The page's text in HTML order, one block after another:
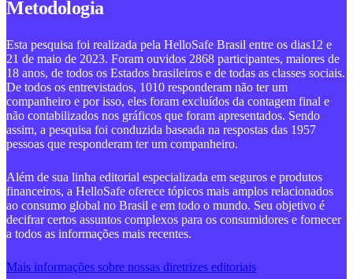
Metodologia
Esta pesquisa foi realizada pela HelloSafe Brasil entre os dias12 e
21 de maio de 2023. Foram ouvidos 2868 participantes, maiores de
18 anos, de todos os Estados brasileiros e de todas as classes sociais.
De todos os entrevistados, 1010 responderam não ter um
companheiro e por isso, eles foram excluídos da contagem final e
não contabilizados nos gráficos que foram apresentados. Sendo
assim, a pesquisa foi conduzida baseada na respostas das 1957
pessoas que responderam ter um companheiro.
Além de sua linha editorial especializada em seguros e produtos
financeiros, a HelloSafe oferece tópicos mais amplos relacionados
ao consumo global no Brasil e em todo o mundo. Seu objetivo é
decifrar certos assuntos complexos para os consumidores e fornecer
a todos as informações mais recentes.
Mais informações sobre nossas diretrizes editoriais